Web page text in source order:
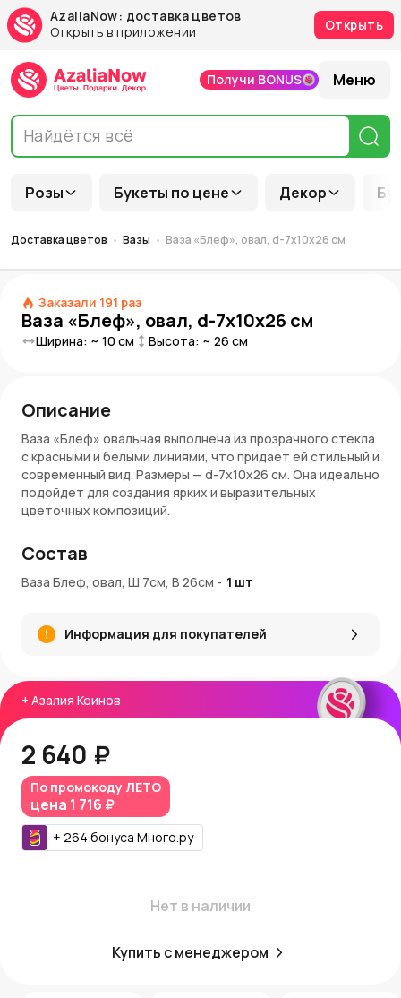
AzaliaNow: доставка цветов
Открыть в приложении
Открыть
Розы Букеты по цене Декор
Получи BONUS Меню
Доставка цветов Вазы Ваза «Блеф», овал, d-7х10х26 см
Заказали 191 раз
Ваза «Блеф», овал, d-7х10х26 см
Ширина: ~ 10 см Высота: ~ 26 см
+ Азалия Коинов
2 640 ₽
По промокоду ЛЕТО
цена 1 716 ₽
+ 264 бонуса Много.ру
Нет в наличии
Купить с менеджером
Описание
Ваза «Блеф» овальная выполнена из прозрачного стекла
с красными и белыми линиями, что придает ей стильный и
современный вид. Размеры — d-7x10x26 см. Она идеально
подойдет для создания ярких и выразительных
цветочных композиций.
линиями, подчеркивающими элегантность
Современный дизайн, который легко впишется в
любой интерьер
Покупка и доставка:
Купить вазу «Блеф»можно в интернет-магазине
Москве и Московской области. При оформлении заказа
начисляются
использовать для дальнейших покупок.
Для вдохновения:
Посетите блог AzaliaNowи
Состав
Ваза Блеф, овал, Ш 7см, В 26см - 1 шт
Информация для покупателей